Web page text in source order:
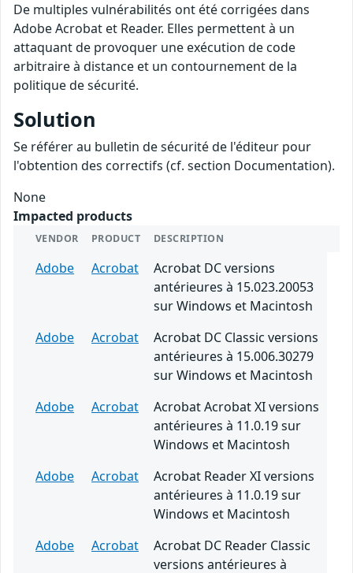
De multiples vulnérabilités ont été corrigées dans
Adobe Acrobat et Reader. Elles permettent à un
attaquant de provoquer une exécution de code
arbitraire à distance et un contournement de la
politique de sécurité.
Solution
Se référer au bulletin de sécurité de l'éditeur pour
l'obtention des correctifs (cf. section Documentation).
None
Impacted products
VENDOR PRODUCT DESCRIPTION
Adobe Acrobat
Acrobat DC versions
antérieures à 15.023.20053
sur Windows et Macintosh
Adobe
Acrobat
Acrobat DC Classic versions
antérieures à 15.006.30279
sur Windows et Macintosh
Adobe
Acrobat
Acrobat Acrobat XI versions
antérieures à 11.0.19 sur
Windows et Macintosh
Adobe
Acrobat
Acrobat Reader XI versions
antérieures à 11.0.19 sur
Windows et Macintosh
Adobe
Acrobat
Acrobat DC Reader Classic
versions antérieures à